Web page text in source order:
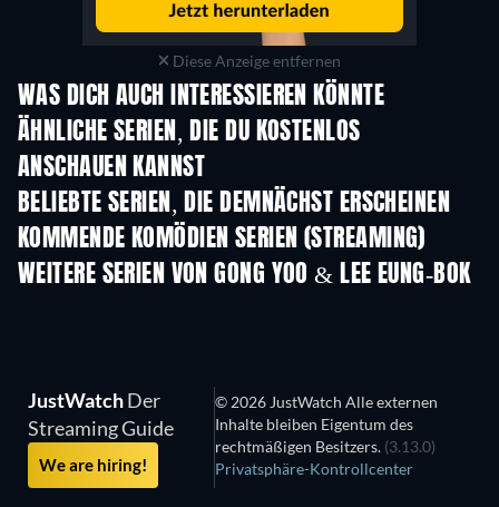
Diese Anzeige entfernen
WAS DICH AUCH INTERESSIEREN KÖNNTE
Serie Serie
ÄHNLICHE SERIEN, DIE DU KOSTENLOS
ANSCHAUEN KANNST
Serie
BELIEBTE SERIEN, DIE DEMNÄCHST ERSCHEINEN
Serie Serie
KOMMENDE KOMÖDIEN SERIEN (STREAMING)
Staffel 6 Staffel 2
WEITERE SERIEN VON GONG YOO & LEE EUNG-BOK
Serie Serie
JustWatchDer
Streaming Guide
We are hiring!
© 2026 JustWatch Alle externen
Inhalte bleiben Eigentum des
rechtmäßigen Besitzers. (3.13.0)
Privatsphäre-Kontrollcenter